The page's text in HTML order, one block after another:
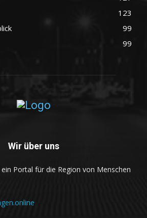
123
99
99
Wir über uns
Portal für die Region von Menschen